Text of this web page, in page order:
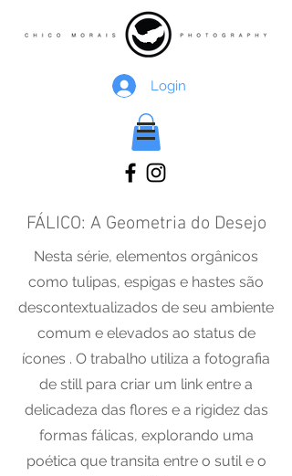
Login
FÁLICO: A Geometria do Desejo
Nesta série, elementos orgânicos
como tulipas, espigas e hastes são
descontextualizados de seu ambiente
comum e elevados ao status de
ícones . O trabalho utiliza a fotografia
de still para criar um link entre a
delicadeza das flores e a rigidez das
formas fálicas, explorando uma
poética que transita entre o sutil e o